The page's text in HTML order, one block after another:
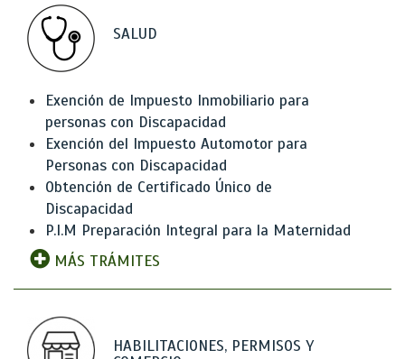
SALUD
Exención de Impuesto Inmobiliario para
personas con Discapacidad
Exención del Impuesto Automotor para
Personas con Discapacidad
Obtención de Certificado Único de
Discapacidad
P.I.M Preparación Integral para la Maternidad
MÁS TRÁMITES
HABILITACIONES, PERMISOS Y